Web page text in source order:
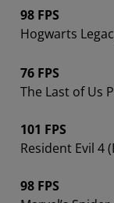
98 FPS
Hogwarts
76 FPS
The Last of Us
101 FPS
Resident Evil 4
98 FPS